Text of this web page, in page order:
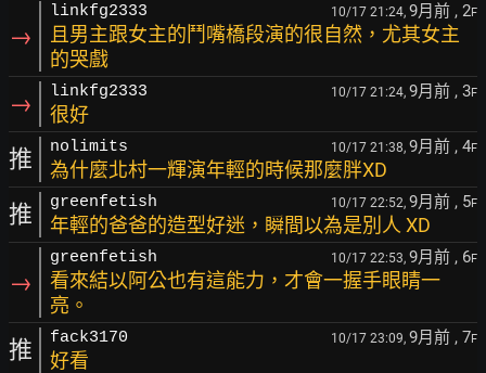
→
linkfg2333 10/17 21:24, 9月前 , 2F
且男主跟女主的鬥嘴橋段演的很自然，尤其女主
的哭戲
→ linkfg2333 10/17 21:24, 9月前 , 3F
很好
推 nolimits 10/17 21:38, 9月前 , 4F
為什麼北村一輝演年輕的時候那麼胖XD
推 greenfetish 10/17 22:52, 9月前 , 5F
年輕的爸爸的造型好迷，瞬間以為是別人 XD
→
greenfetish 10/17 22:53, 9月前 , 6F
看來結以阿公也有這能力，才會一握手眼睛一
亮。
推 fack3170 10/17 23:09, 9月前 , 7F
好看